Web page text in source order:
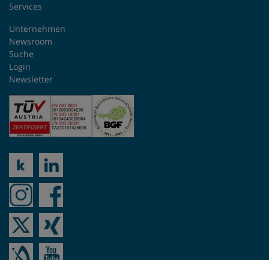
Slovakei
Spanien
Südafrika
Taiwan
Tschechien
Türkei
USA
Ukraine
Ungarn
Services
Unternehmen
Newsroom
Suche
Login
Newsletter